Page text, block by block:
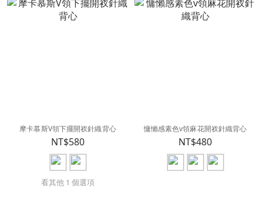
摩卡慕斯V領下擺開衩針織背心
NT$580
看其他 1 個選項
慵懶感素色v領麻花開衩針織背心
NT$480